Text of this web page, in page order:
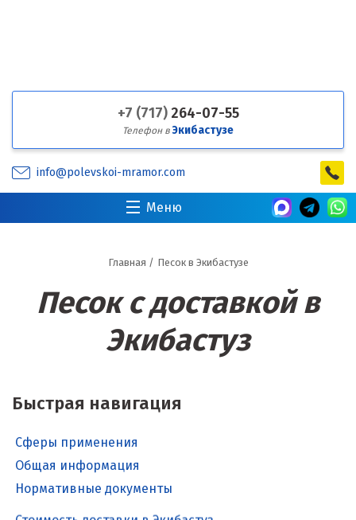
+7 (717) 264-07-55
Телефон вЭкибастузе
info@polevskoi-mramor.com
Меню
Главная / Песок в Экибастузе
Песок с доставкой в
Экибастуз
Быстрая навигация
Сферы применения
Общая информация
Нормативные документы
Стоимость доставки в Экибастуз